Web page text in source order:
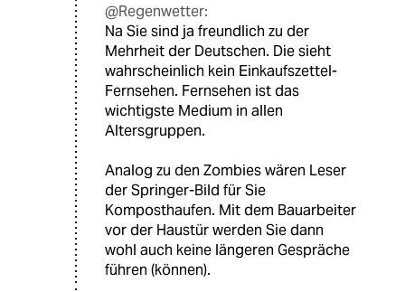
@Regenwetter:
Na Sie sind ja freundlich zu der
Mehrheit der Deutschen. Die sieht
wahrscheinlich kein Einkaufszettel-
Fernsehen. Fernsehen ist das
wichtigste Medium in allen
Altersgruppen.
Analog zu den Zombies wären Leser
der Springer-Bild für Sie
Komposthaufen. Mit dem Bauarbeiter
vor der Haustür werden Sie dann
wohl auch keine längeren Gespräche
führen (können).